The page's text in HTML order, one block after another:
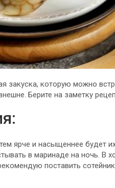
закуска, которую можно
Берите на заметку
ярче и насыщеннее будет
в маринаде на ночь. В
поставить